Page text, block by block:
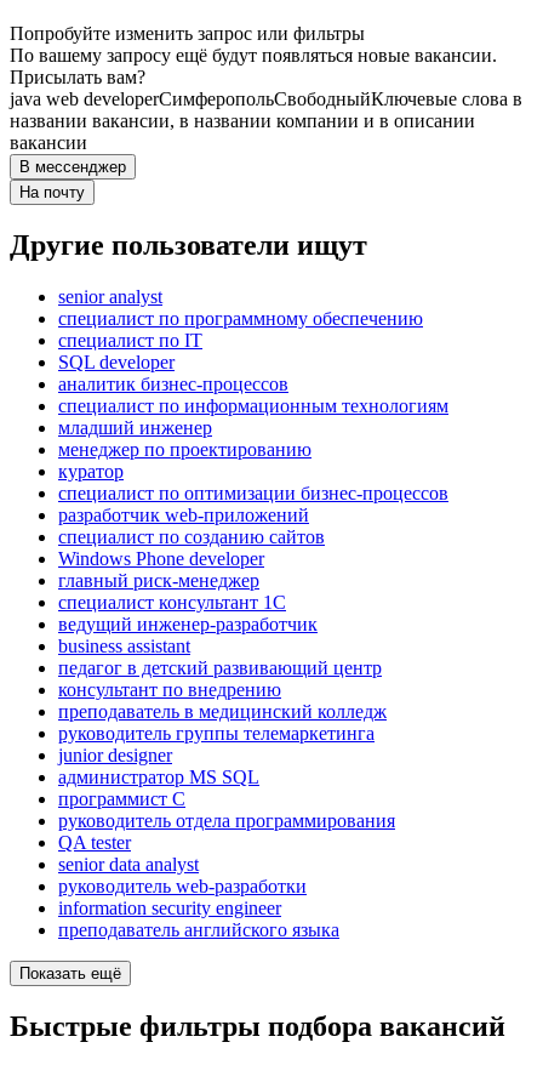
Попробуйте изменить запрос или фильтры
По вашему запросу ещё будут появляться новые вакансии.
Присылать вам?
java web developerСимферопольСвободныйКлючевые слова в
названии вакансии, в названии компании и в описании
вакансии
В мессенджер
На почту
Другие пользователи ищут
senior analyst
специалист по программному обеспечению
специалист по IT
SQL developer
аналитик бизнес-процессов
специалист по информационным технологиям
младший инженер
менеджер по проектированию
куратор
специалист по оптимизации бизнес-процессов
разработчик web-приложений
специалист по созданию сайтов
Windows Phone developer
главный риск-менеджер
специалист консультант 1С
ведущий инженер-разработчик
business assistant
педагог в детский развивающий центр
консультант по внедрению
преподаватель в медицинский колледж
руководитель группы телемаркетинга
junior designer
администратор MS SQL
программист C
руководитель отдела программирования
QA tester
senior data analyst
руководитель web-разработки
information security engineer
преподаватель английского языка
Показать ещё
Быстрые фильтры подбора вакансий